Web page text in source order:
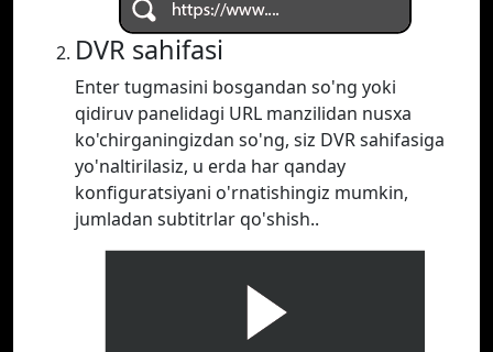
DVR sahifasi
Enter tugmasini bosgandan so'ng yoki
qidiruv panelidagi URL manzilidan nusxa
ko'chirganingizdan so'ng, siz DVR sahifasiga
yo'naltirilasiz, u erda har qanday
konfiguratsiyani o'rnatishingiz mumkin,
jumladan subtitrlar qo'shish..